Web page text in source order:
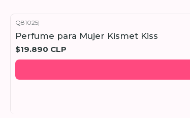
Q81025|
Perfume para Mujer Kismet Kiss
$19.890 CLP